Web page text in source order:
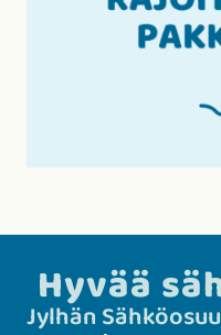
Hyvää
Jylhän